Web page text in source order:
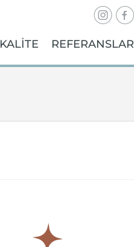
KALİTE REFERANSLAR